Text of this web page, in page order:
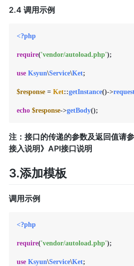
2.4 调用示例
<?php
require('vendor/autoload.php');
use Ksyun\Service\Ket;
$response = Ket::getInstance()->
echo $response->getBody
注：接口的传递的参数及返回值请
接入说明》API接口说明
3.添加模板
调用示例
<?php
require('vendor/autoload.php');
use Ksyun\Service\Ket;